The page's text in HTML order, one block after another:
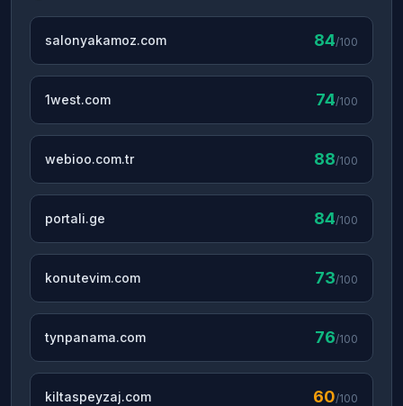
salonyakamoz.com 84/100
1west.com 74/100
webioo.com.tr 88/100
portali.ge 84/100
konutevim.com 73/100
tynpanama.com 76/100
kiltaspeyzaj.com 60/100